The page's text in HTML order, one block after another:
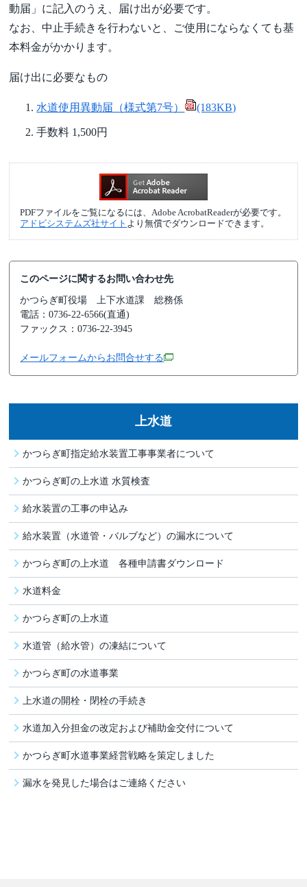
動届」に記入のうえ、届け出が必要です。
なお、中止手続きを行わないと、ご使用にならなくても基
本料金がかかります。
届け出に必要なもの
水道使用異動届（様式第7号） (183KB)
手数料 1,500円
PDFファイルをご覧になるには、Adobe AcrobatReaderが必要です。
アドビシステムズ社サイト より無償でダウンロードできます。
このページに関するお問い合わせ先
かつらぎ町役場
上下水道課 総務係
電話：0736-22-6566(直通)
ファックス：0736-22-3945
メールフォームからお問合せする
上水道
かつらぎ町指定給水装置工事事業者について
かつらぎ町の上水道 水質検査
給水装置の工事の申込み
給水装置（水道管・バルブなど）の漏水について
かつらぎ町の上水道 各種申請書ダウンロード
水道料金
かつらぎ町の上水道
水道管（給水管）の凍結について
かつらぎ町の水道事業
上水道の開栓・閉栓の手続き
水道加入分担金の改定および補助金交付について
かつらぎ町水道事業経営戦略を策定しました
漏水を発見した場合はご連絡ください